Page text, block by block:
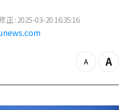
正 : 2025-03-20 16:35:16
z
o
o
Z
o
i